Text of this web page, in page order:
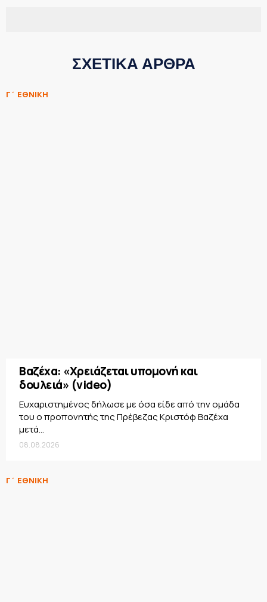
ΣΧΕΤΙΚΑ ΑΡΘΡΑ
Γ΄ ΕΘΝΙΚΗ
Βαζέχα: «Χρειάζεται υπομονή και
δουλειά» (video)
Ευχαριστημένος δήλωσε με όσα είδε από την ομάδα
του ο προπονητής της Πρέβεζας Κριστόφ Βαζέχα
μετά...
08.08.2026
Γ΄ ΕΘΝΙΚΗ